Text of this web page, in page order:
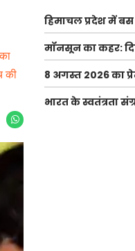
की
हिमाचल प्रदेश में बस
10 से अधिक घायल
मॉनसून का कहर:
तक भारी बारिश का
8 अगस्त 2026 का
आपके लिए क्या है
भारत के स्वतंत्रता